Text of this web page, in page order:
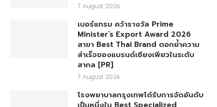
7 August 2026
เบอร์แทรม คว้ารางวัล Prime
Minister’s Export Award 2026
สาขา Best Thai Brand ตอกย้ำความ
สำเร็จของแบรนด์เซียงเพียวในระดับ
สากล [PR]
7 August 2026
โรงพยาบาลกรุงเทพได้รับการจัดอันดับ